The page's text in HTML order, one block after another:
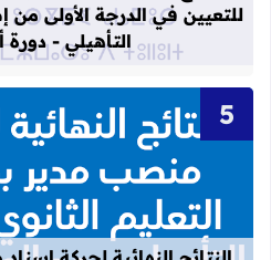
للتعيين في الدرجة الأولى من
التأهيلي - دورة